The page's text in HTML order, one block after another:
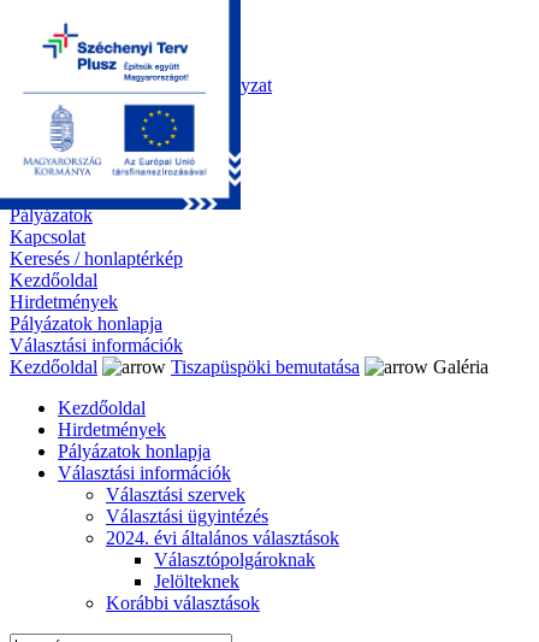
Kezdőoldal
Önkormányzat
Polgármesteri Hivatal
Roma Nemzetiségi Önkormányzat
Elektronikus ügyintézés
Közérdekű információk
Tiszapüspöki bemutatása
Galéria
Díjazottaink
Pályázatok
Kapcsolat
Keresés / honlaptérkép
Kezdőoldal
Hirdetmények
Pályázatok honlapja
Választási információk
Kezdőoldal
Tiszapüspöki bemutatása
Galéria
Kezdőoldal
Hirdetmények
Pályázatok honlapja
Választási információk
Választási szervek
Választási ügyintézés
2024. évi általános választások
Választópolgároknak
Jelölteknek
Korábbi választások